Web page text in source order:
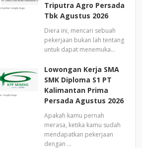
Triputra Agro Persada
Tbk Agustus 2026
Diera ini, mencari sebuah
pekerjaan bukan lah tentang
untuk dapat menemuka…
Lowongan Kerja SMA
SMK Diploma S1 PT
Kalimantan Prima
Persada Agustus 2026
Apakah kamu pernah
merasa, ketika kamu sudah
mendapatkan pekerjaan
dengan …